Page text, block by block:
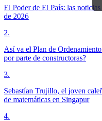
El Poder de El País: las
de 2026
2.
Así va el Plan de
por parte de constructoras?
3.
Sebastían Trujillo, el joven
de matemáticas en Singapur
4.